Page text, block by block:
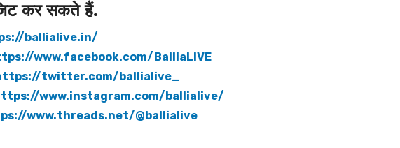
कर सकते हैं.
ballialive.in/
www.facebook.com/BalliaLIVE
twitter.com/ballialive_
www.instagram.com/ballialive/
www.threads.net/@ballialive